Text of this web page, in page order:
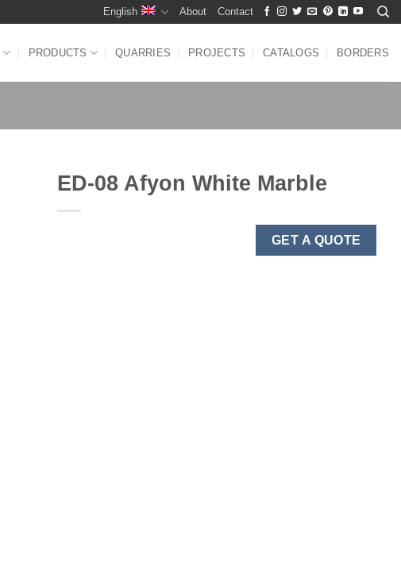
English About Contact
PRODUCTS QUARRIES PROJECTS CATALOGS BORDERS
ED-08 Afyon White Marble
GET A QUOTE